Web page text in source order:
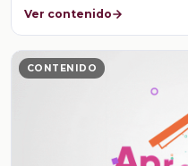
Ver contenido
CONTENIDO